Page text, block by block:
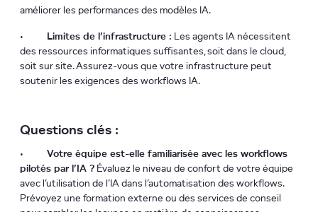
améliorer les performances des modèles IA.
• Limites de l’infrastructure : Les agents IA nécessitent
des ressources informatiques suffisantes, soit dans le cloud,
soit sur site. Assurez-vous que votre infrastructure peut
soutenir les exigences des workflows IA.
Questions clés :
• Votre équipe est-elle familiarisée avec les workflows
pilotés par l’IA ? Évaluez le niveau de confort de votre équipe
avec l’utilisation de l’IA dans l’automatisation des workflows.
Prévoyez une formation externe ou des services de conseil